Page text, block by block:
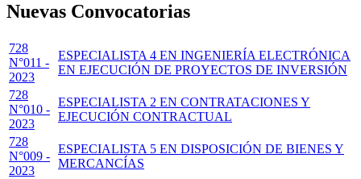
Nuevas Convocatorias
728
N°011 -
2023
ESPECIALISTA 4 EN INGENIERÍA ELECTRÓNICA
EN EJECUCIÓN DE PROYECTOS DE INVERSIÓN
728
N°010 -
2023
ESPECIALISTA 2 EN CONTRATACIONES Y
EJECUCIÓN CONTRACTUAL
728
N°009 -
2023
ESPECIALISTA 5 EN DISPOSICIÓN DE BIENES Y
MERCANCÍAS